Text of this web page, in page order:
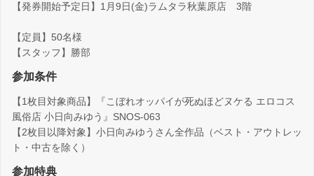
【発券開始予定日】1月9日(金)ラムタラ秋葉原店 3階
【定員】50名様
【スタッフ】勝部
参加条件
【1枚目対象商品】『こぼれオッパイが死ぬほどヌケる エロコス
風俗店 小日向みゆう』SNOS-063
【2枚目以降対象】小日向みゆうさん全作品（ベスト・アウトレッ
ト・中古を除く）
参加特典